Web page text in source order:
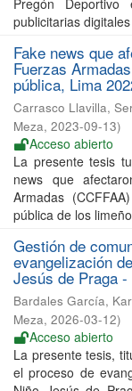
Pregón
publicitarias
Fake news que
Fuerzas
pública, Lima
Carrasco Llavilla,
Meza, 2023-09-13)
Acceso abierto
La presente tesis
news que
Armadas
pública de los
Gestión de
evangelización
Jesús de Praga -
Bardales García,
Meza, 2026-03-12)
Acceso abierto
La presente tesis,
el proceso de